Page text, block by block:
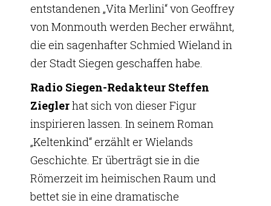
entstandenen „Vita Merlini“ von Geoffrey
von Monmouth werden Becher erwähnt,
die ein sagenhafter Schmied Wieland in
der Stadt Siegen geschaffen habe.
Radio Siegen-Redakteur Steffen
Zieglerhat sich von dieser Figur
inspirieren lassen. In seinem Roman
„Keltenkind“ erzählt er Wielands
Geschichte. Er überträgt sie in die
Römerzeit im heimischen Raum und
bettet sie in eine dramatische